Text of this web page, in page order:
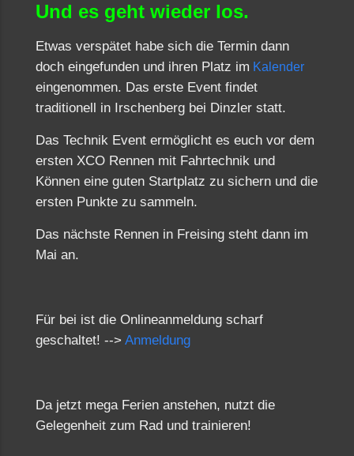
Und es geht wieder los.
Etwas verspätet habe sich die Termin dann
doch eingefunden und ihren Platz im Kalender
eingenommen. Das erste Event findet
traditionell in Irschenberg bei Dinzler statt.
Das Technik Event ermöglicht es euch vor dem
ersten XCO Rennen mit Fahrtechnik und
Können eine guten Startplatz zu sichern und die
ersten Punkte zu sammeln.
Das nächste Rennen in Freising steht dann im
Mai an.
Für bei ist die Onlineanmeldung scharf
geschaltet! --> Anmeldung
Da jetzt mega Ferien anstehen, nutzt die
Gelegenheit zum Rad und trainieren!